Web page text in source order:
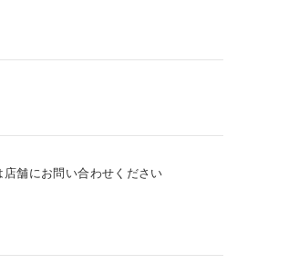
舗にお問い合わせください